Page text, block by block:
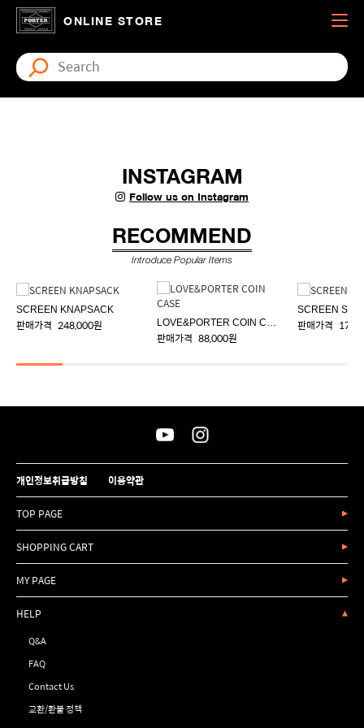
ONLINE STORE
INSTAGRAM
Follow us on Instagram
RECOMMEND
Introduce Popular Items
SCREEN KNAPSACK
판매가격 248,000원 LOVE&PORTER COIN CASE
판매가격 88,000원
SCREEN
판매가격
개인정보취급방침 이용약관
TOP PAGE
SHOPPING CART
MY PAGE
HELP
Q&A
FAQ
Contact Us
교환/환불 정책